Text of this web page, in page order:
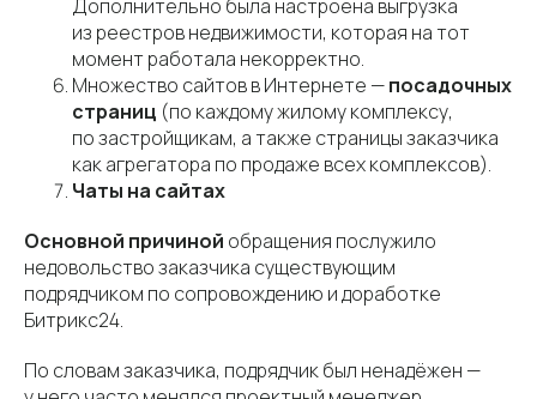
Дополнительно была настроена выгрузка
из реестров недвижимости, которая на тот
момент работала некорректно.
Множество сайтов в Интернете —посадочных
страниц (по каждому жилому комплексу,
по застройщикам, а также страницы заказчика
как агрегатора по продаже всех комплексов).
Чаты на сайтах
Основной причиной обращения послужило
недовольство заказчика существующим
подрядчиком по сопровождению и доработке
Битрикс24.
По словам заказчика, подрядчик был ненадёжен —